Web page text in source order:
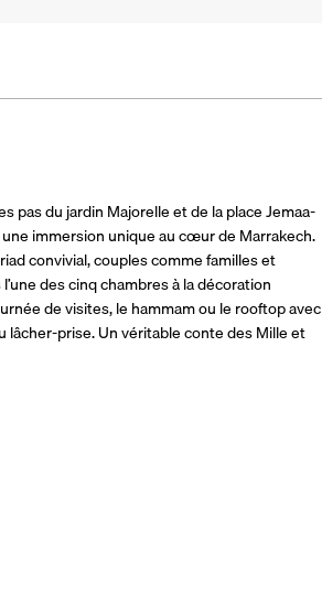
pas du jardin Majorelle et de la place Jemaa-
immersion unique au cœur de Marrakech.
convivial, couples comme familles et
des cinq chambres à la décoration
de visites, le hammam ou le rooftop avec
lâcher-prise. Un véritable conte des Mille et